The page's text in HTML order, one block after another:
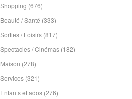
Shopping (676)
Beauté / Santé (333)
Sorties / Loisirs (817)
Spectacles / Cinémas (182)
Maison (278)
Services (321)
Enfants et ados (276)